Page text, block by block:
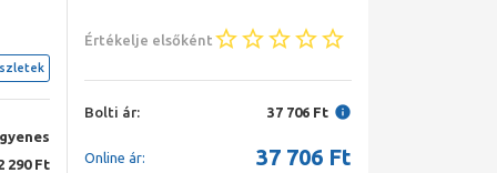
290 Ft
Értékelje elsőként
Bolti ár: 37 706 Ft
Online ár: 37 706 Ft